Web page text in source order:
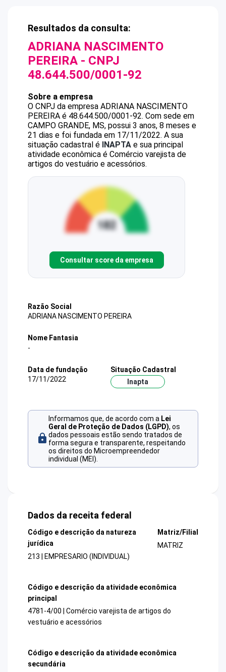
Resultados da consulta:
ADRIANA NASCIMENTO
PEREIRA - CNPJ
48.644.500/0001-92
Sobre a empresa
O CNPJ da empresa ADRIANA NASCIMENTO
PEREIRA é 48.644.500/0001-92. Com sede em
CAMPO GRANDE, MS, possui 3 anos, 8 meses e
21 dias e foi fundada em 17/11/2022. A sua
situação cadastral é INAPTA e sua principal
atividade econômica é Comércio varejista de
artigos do vestuário e acessórios.
Consultar score da empresa
Razão Social
ADRIANA NASCIMENTO PEREIRA
Nome Fantasia
-
Data de fundação
17/11/2022
Situação Cadastral
Inapta
Informamos que, de acordo com a Lei
Geral de Proteção de Dados (LGPD), os
dados pessoais estão sendo tratados de
forma segura e transparente, respeitando
os direitos do Microempreendedor
individual (MEI).
Dados da receita federal
Código e descrição da natureza
jurídica
213 | EMPRESARIO (INDIVIDUAL)
Matriz/Filial
MATRIZ
Código e descrição da atividade econômica
principal
4781-4/00 | Comércio varejista de artigos do
vestuário e acessórios
Código e descrição da atividade econômica
secundária